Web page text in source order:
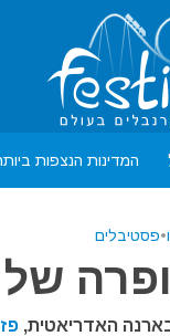
המדינות הנצפות
•פסטיבלים
של
האדריאטית,